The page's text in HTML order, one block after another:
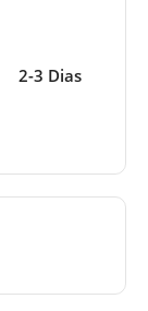
2-3 Dias